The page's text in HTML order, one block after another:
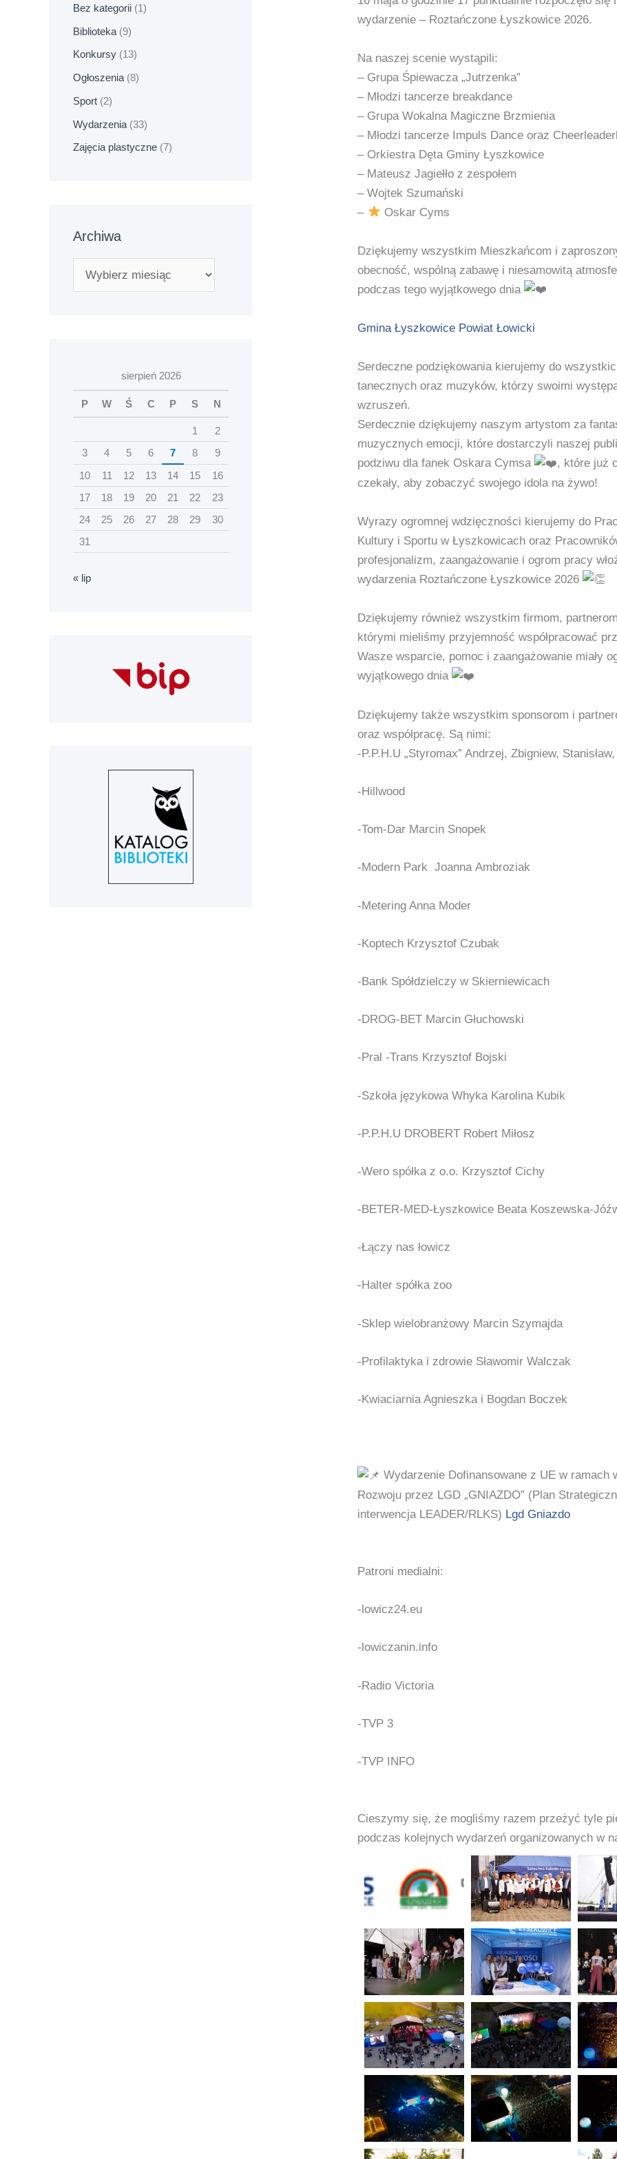
Bez kategorii (1)
Biblioteka (9)
Konkursy (13)
Ogłoszenia (8)
Sport (2)
Wydarzenia (33)
Zajęcia plastyczne (7)
Archiwa
sierpień 2026
P W Ś C P S N
1
2
3
4 5 6 7 8
9
10
11 12 13 14 15
16
17
18 19 20 21 22
23
24
25 26 27 28 29
30
31
« lip
wydarzenie – Roztańczone Łyszkowice 2026.
Na naszej scenie wystąpili:
– Grupa Śpiewacza „Jutrzenka”
– Młodzi tancerze breakdance
– Grupa Wokalna Magiczne Brzmienia
– Młodzi tancerze Impuls Dance oraz
– Orkiestra Dęta Gminy Łyszkowice
– Mateusz Jagiełło z zespołem
– Wojtek Szumański
–
Oskar Cyms
Dziękujemy wszystkim Mieszkańcom i
obecność, wspólną zabawę i niesamowitą
podczas tego wyjątkowego dnia
Gmina Łyszkowice Powiat Łowicki
Serdeczne podziękowania kierujemy do
tanecznych oraz muzyków, którzy swoimi
wzruszeń.
Serdecznie dziękujemy naszym artystom za
muzycznych emocji, które dostarczyli naszej
podziwu dla fanek Oskara Cymsa
, które już
czekały, aby zobaczyć swojego idola na żywo!
Wyrazy ogromnej wdzięczności kierujemy do
Kultury i Sportu w Łyszkowicach oraz
profesjonalizm, zaangażowanie i ogrom pracy
wydarzenia Roztańczone Łyszkowice 2026
Dziękujemy również wszystkim firmom,
którymi mieliśmy przyjemność współpracować
Wasze wsparcie, pomoc i zaangażowanie miały
wyjątkowego dnia
Dziękujemy także wszystkim sponsorom i
oraz współpracę. Są nimi:
-P.P.H.U „Styromax” Andrzej, Zbigniew,
-Hillwood
-Tom-Dar Marcin Snopek
-Modern ParkJoanna Ambroziak
-Metering Anna Moder
-Koptech Krzysztof Czubak
-Bank Spółdzielczy w Skierniewicach
-DROG-BET Marcin Głuchowski
-Pral -Trans Krzysztof Bojski
-Szkoła językowa Whyka Karolina Kubik
-P.P.H.U DROBERT Robert Miłosz
-Wero spółka z o.o. Krzysztof Cichy
-BETER-MED-Łyszkowice Beata Koszewska-
-Łączy nas łowicz
-Halter spółka zoo
-Sklep wielobranżowy Marcin Szymajda
-Profilaktyka i zdrowie Sławomir Walczak
-Kwiaciarnia Agnieszka i Bogdan Boczek
Wydarzenie Dofinansowane z UE w ramach
Rozwoju przez LGD „GNIAZDO” (Plan
interwencja LEADER/RLKS) Lgd Gniazdo
Patroni medialni:
-lowicz24.eu
-lowiczanin.info
-Radio Victoria
-TVP 3
-TVP INFO
Cieszymy się, że mogliśmy razem przeżyć tyle
podczas kolejnych wydarzeń organizowanych w